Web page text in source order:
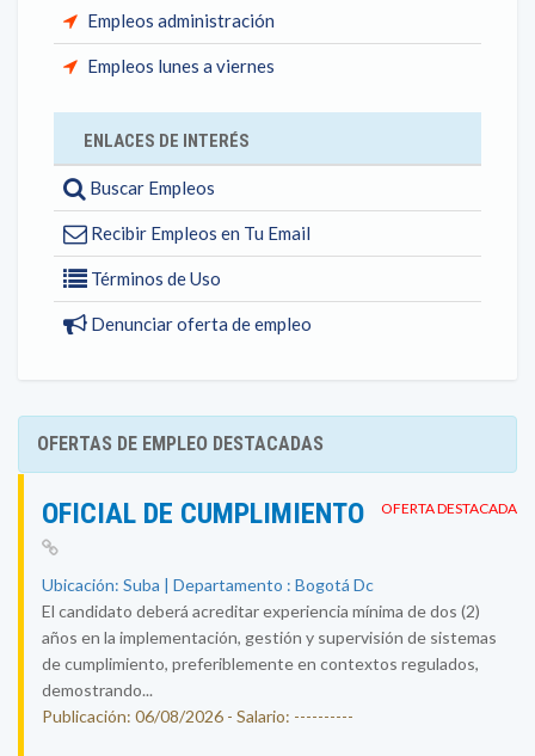
Empleos administración
Empleos lunes a viernes
ENLACES DE INTERÉS
Buscar Empleos
Recibir Empleos en Tu Email
Términos de Uso
Denunciar oferta de empleo
OFERTAS DE EMPLEO DESTACADAS
OFERTA DESTACADA
OFICIAL DE CUMPLIMIENTO
Ubicación: Suba | Departamento : Bogotá Dc
El candidato deberá acreditar experiencia mínima de dos (2)
años en la implementación, gestión y supervisión de sistemas
de cumplimiento, preferiblemente en contextos regulados,
demostrando...
Publicación: 06/08/2026 - Salario: ----------